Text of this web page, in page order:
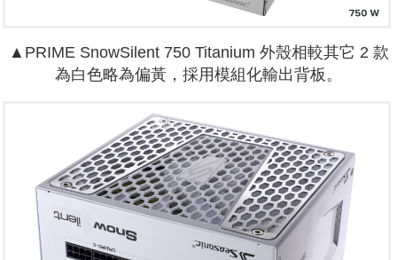
▲PRIME SnowSilent 750 Titanium 外殼相較其它 2 款
為白色略為偏黃，採用模組化輸出背板。